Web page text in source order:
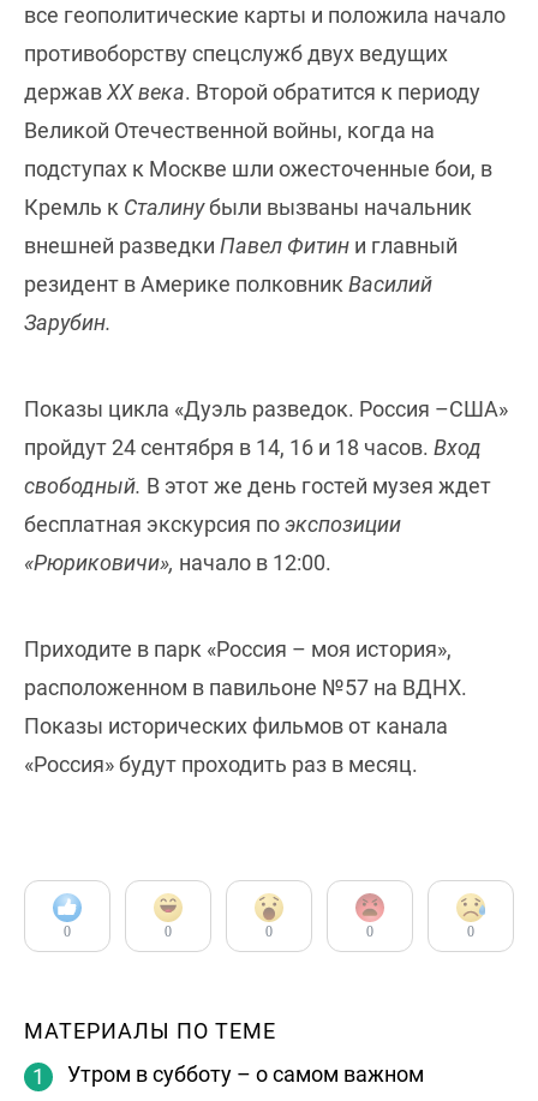
все геополитические карты и положила начало
противоборству спецслужб двух ведущих
державХХ века. Второй обратится к периоду
Великой Отечественной войны, когда на
подступах к Москве шли ожесточенные бои, в
Кремль к Сталинубыли вызваны начальник
внешней разведки Павел Фитин и главный
резидент в Америке полковник Василий
Зарубин.
Показы цикла «Дуэль разведок. Россия –США»
пройдут 24 сентября в 14, 16 и 18 часов. Вход
свободный. В этот же день гостей музея ждет
бесплатная экскурсия поэкспозиции
«Рюриковичи», начало в 12:00.
Приходите в парк «Россия – моя история»,
расположенном в павильоне №57 на ВДНХ.
Показы исторических фильмов от канала
«Россия» будут проходить раз в месяц.
0 0 0 0 0
МАТЕРИАЛЫ ПО ТЕМЕ
Утром в субботу – о самом важном